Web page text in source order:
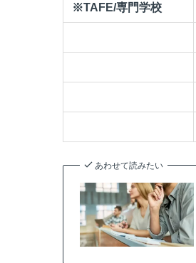
※TAFE/専門学校
あわせて読みたい